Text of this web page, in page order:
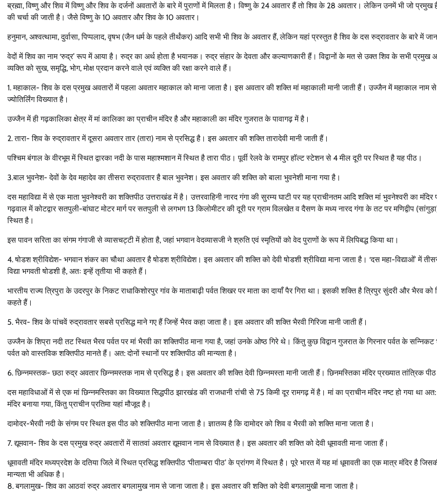
ब्रह्मा, विष्णु और शिव में विष्णु और शिव के दर्जनों अवतारों के बारे में पुराणों में मिलता है। विष्णु के 24 अवतार हैं तो शिव के 28 अवतार। लेकिन उनमें भी जो प्रमुख
की चर्चा की जाती है। जैसे विष्णु के 10 अवतार और शिव के 10 अवतार।
हनुमान, अश्वत्थामा, दुर्वासा, पिप्पलाद, वृषभ (जैन धर्म के पहले तीर्थंकर) आदि सभी भी शिव के अवतार हैं, लेकिन यहां प्रस्तुत है शिव के दस रुद्रावतार के बारे में
वेदों में शिव का नाम ‘रुद्र’ रूप में आया है। रुद्र का अर्थ होता है भयानक। रुद्र संहार के देवता और कल्याणकारी हैं। विद्वानों के मत से उक्त शिव के सभी प्रमुख
व्यक्ति को सुख, समृद्धि, भोग, मोक्ष प्रदान करने वाले एवं व्यक्ति की रक्षा करने वाले हैं।
1. महाकाल- शिव के दस प्रमुख अवतारों में पहला अवतार महाकाल को माना जाता है। इस अवतार की शक्ति मां महाकाली मानी जाती हैं। उज्जैन में महाकाल नाम से
ज्योतिर्लिंग विख्यात है।
उज्जैन में ही गढ़कालिका क्षेत्र में मां कालिका का प्राचीन मंदिर है और महाकाली का मंदिर गुजरात के पावागढ़ में है।
2. तारा- शिव के रुद्रावतार में दूसरा अवतार तार (तारा) नाम से प्रसिद्ध है। इस अवतार की शक्ति तारादेवी मानी जाती हैं।
पश्चिम बंगाल के वीरभूम में स्थित द्वारका नदी के पास महाश्मशान में स्थित है तारा पीठ। पूर्वी रेलवे के रामपुर हॉल्ट स्टेशन से 4 मील दूरी पर स्थित है यह पीठ।
3.बाल भुवनेश- देवों के देव महादेव का तीसरा रुद्रावतार है बाल भुवनेश। इस अवतार की शक्ति को बाला भुवनेशी माना गया है।
दस महाविद्या में से एक माता भुवनेश्वरी का शक्तिपीठ उत्तराखंड में है। उत्तरवाहिनी नारद गंगा की सुरम्य घाटी पर यह प्राचीनतम आदि शक्ति मां भुवनेश्वरी का मंदिर
गढ़वाल में कोटद्वार सतपुली-बांघाट मोटर मार्ग पर सतपुली से लगभग 13 किलोमीटर की दूरी पर ग्राम विलखेत व दैसण के मध्य नारद गंगा के तट पर मणिद्वीप
स्थित है।
इस पावन सरिता का संगम गंगाजी से व्यासचट्टी में होता है, जहां भगवान वेदव्यासजी ने श्रुति एवं स्मृतियों को वेद पुराणों के रूप में लिपिबद्ध किया था।
4. षोडश श्रीविद्येश- भगवान शंकर का चौथा अवतार है षोडश श्रीविद्येश। इस अवतार की शक्ति को देवी षोडशी श्रीविद्या माना जाता है। ‘दस महा-विद्याओं’ में
विद्या भगवती षोडशी है, अतः इन्हें तृतीया भी कहते हैं।
भारतीय राज्य त्रिपुरा के उदरपुर के निकट राधाकिशोरपुर गांव के माताबाढ़ी पर्वत शिखर पर माता का दायाँ पैर गिरा था। इसकी शक्ति है त्रिपुर सुंदरी और भैरव को
कहते हैं।
5. भैरव- शिव के पांचवें रुद्रावतार सबसे प्रसिद्ध माने गए हैं जिन्हें भैरव कहा जाता है। इस अवतार की शक्ति भैरवी गिरिजा मानी जाती हैं।
उज्जैन के शिप्रा नदी तट स्थित भैरव पर्वत पर मां भैरवी का शक्तिपीठ माना गया है, जहां उनके ओष्ठ गिरे थे। किंतु कुछ विद्वान गुजरात के गिरनार पर्वत के सन्निकट
पर्वत को वास्तविक शक्तिपीठ मानते हैं। अत: दोनों स्थानों पर शक्तिपीठ की मान्यता है।
6. छिन्नमस्तक- छठा रुद्र अवतार छिन्नमस्तक नाम से प्रसिद्ध है। इस अवतार की शक्ति देवी छिन्नमस्ता मानी जाती हैं। छिनमस्तिका मंदिर प्रख्यात तांत्रिक
दस महाविधाओं में से एक मां छिन्नमस्तिका का विख्यात सिद्धपीठ झारखंड की राजधानी रांची से 75 किमी दूर रामगढ़ में है। मां का प्राचीन मंदिर नष्ट हो गया था
मंदिर बनाया गया, किंतु प्राचीन प्रतिमा यहां मौजूद है।
दामोदर-भैरवी नदी के संगम पर स्थित इस पीठ को शक्तिपीठ माना जाता है। ज्ञातव्य है कि दामोदर को शिव व भैरवी को शक्ति माना जाता है।
7. द्यूमवान- शिव के दस प्रमुख रुद्र अवतारों में सातवां अवतार द्यूमवान नाम से विख्यात है। इस अवतार की शक्ति को देवी धूमावती माना जाता हैं।
धूमावती मंदिर मध्यप्रदेश के दतिया जिले में स्थित प्रसिद्ध शक्तिपीठ ‘पीताम्बरा पीठ’ के प्रांगण में स्थित है। पूरे भारत में यह मां धूमावती का एक मात्र मंदिर है
मान्यता भी अधिक है।
8. बगलामुख- शिव का आठवां रुद्र अवतार बगलामुख नाम से जाना जाता है। इस अवतार की शक्ति को देवी बगलामुखी माना जाता है।